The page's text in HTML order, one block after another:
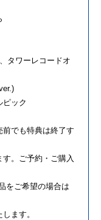
タワーレコードオ
ピック
でも特典は終了す
。ご予約・ご購入
をご希望の場合は
ます。